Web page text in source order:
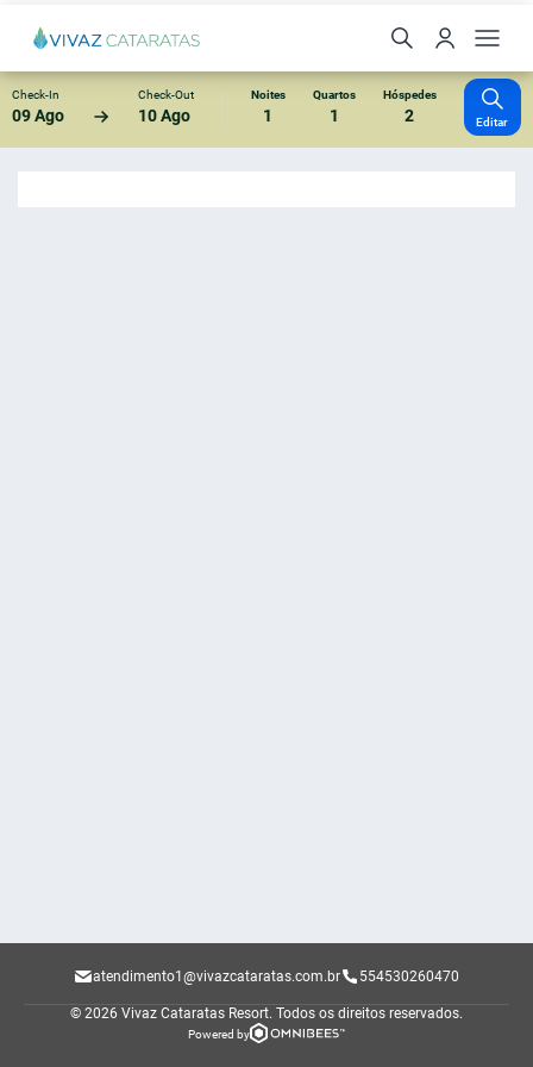
Check-In
09 Ago
Check-Out
10 Ago
Noites
1
Quartos
1
Hóspedes
2 Editar
atendimento1@vivazcataratas.com.br 554530260470
© 2026 Vivaz Cataratas Resort. Todos os direitos reservados.
Powered by